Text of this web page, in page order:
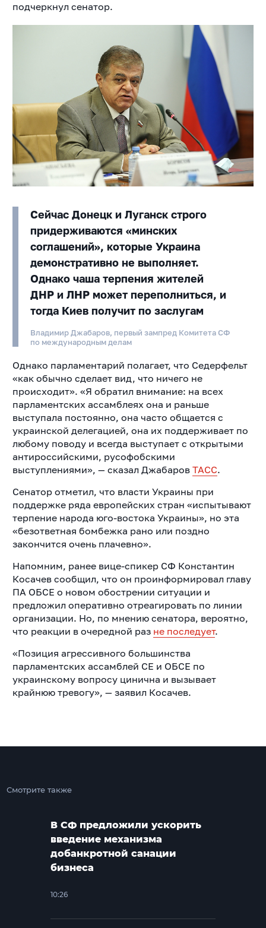
подчеркнул сенатор.
Сейчас Донецк и Луганск строго
придерживаются «минских
соглашений», которые Украина
демонстративно не выполняет.
Однако чаша терпения жителей
ДНР и ЛНР может переполниться, и
тогда Киев получит по заслугам
Владимир Джабаров, первый зампред Комитета СФ
по международным делам
Однако парламентарий полагает, что Седерфельт
«как обычно сделает вид, что ничего не
происходит». «Я обратил внимание: на всех
парламентских ассамблеях она и раньше
выступала постоянно, она часто общается с
украинской делегацией, она их поддерживает по
любому поводу и всегда выступает с открытыми
антироссийскими, русофобскими
выступлениями», — сказал Джабаров ТАСС.
Сенатор отметил, что власти Украины при
поддержке ряда европейских стран «испытывают
терпение народа юго-востока Украины», но эта
«безответная бомбежка рано или поздно
закончится очень плачевно».
Напомним, ранее вице-спикер СФ Константин
Косачев сообщил, что он проинформировал главу
ПА ОБСЕ о новом обострении ситуации и
предложил оперативно отреагировать по линии
организации. Но, по мнению сенатора, вероятно,
что реакции в очередной раз не последует.
«Позиция агрессивного большинства
парламентских ассамблей СЕ и ОБСЕ по
украинскому вопросу цинична и вызывает
крайнюю тревогу», — заявил Косачев.
Смотрите также
В СФ предложили ускорить
введение механизма
добанкротной санации
бизнеса
10:26